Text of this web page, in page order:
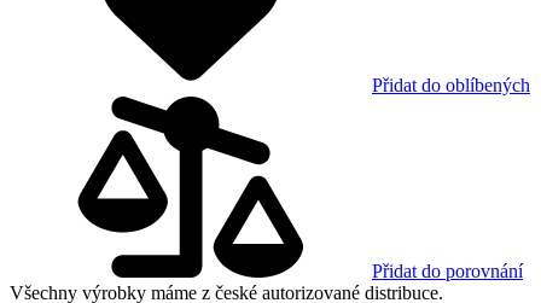
Přidat do oblíbených
Přidat do porovnání
Všechny výrobky máme z české autorizované distribuce.